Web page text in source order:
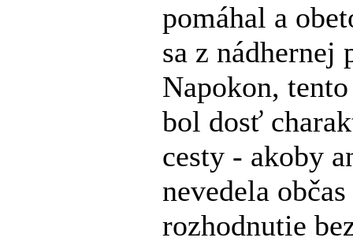
pomáhal a
sa z nádhernej
Napokon,
bol dosť
cesty - akoby
nevedela
rozhodnutie